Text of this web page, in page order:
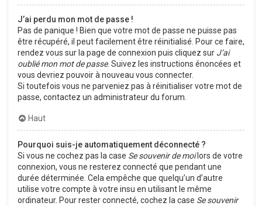
J’ai perdu mon mot de passe !
Pas de panique ! Bien que votre mot de passe ne puisse pas
être récupéré, il peut facilement être réinitialisé. Pour ce faire,
rendez vous sur la page de connexion puis cliquez sur J’ai
oublié mon mot de passe. Suivez les instructions énoncées et
vous devriez pouvoir à nouveau vous connecter.
Si toutefois vous ne parveniez pas à réinitialiser votre mot de
passe, contactez un administrateur du forum.
Haut
Pourquoi suis-je automatiquement déconnecté ?
Si vous ne cochez pas la case Se souvenir de moilors de votre
connexion, vous ne resterez connecté que pendant une
durée déterminée. Cela empêche que quelqu’un d’autre
utilise votre compte à votre insu en utilisant le même
ordinateur. Pour rester connecté, cochez la case Se souvenir